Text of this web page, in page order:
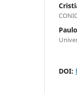
DOI: